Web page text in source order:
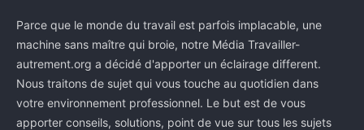
Parce que le monde du travail est parfois implacable, une
machine sans maître qui broie, notre Média Travailler-
autrement.org a décidé d'apporter un éclairage different.
Nous traitons de sujet qui vous touche au quotidien dans
votre environnement professionnel. Le but est de vous
apporter conseils, solutions, point de vue sur tous les sujets